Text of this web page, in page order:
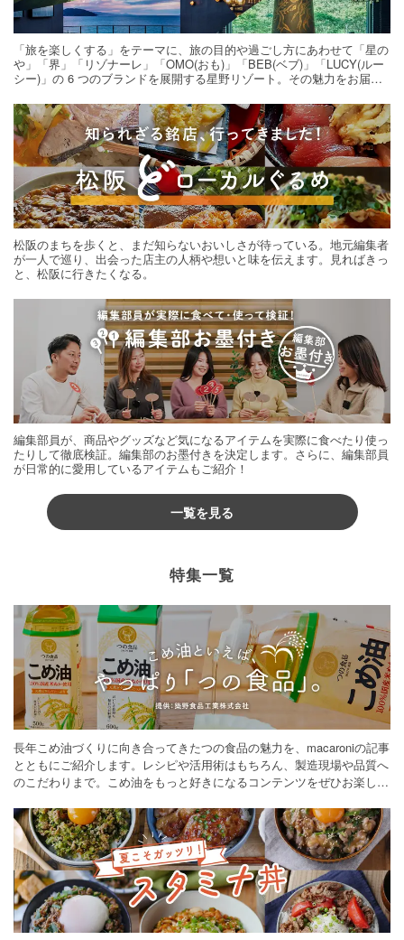
「旅を楽しくする」をテーマに、旅の目的や過ごし方にあわせて「星の
や」「界」「リゾナーレ」「OMO(おも)」「BEB(ベブ)」「LUCY(ルー
シー)」の 6 つのブランドを展開する星野リゾート。その魅力をお届け
松阪のまちを歩くと、まだ知らないおいしさが待っている。地元編集者
が一人で巡り、出会った店主の人柄や想いと味を伝えます。見ればきっ
と、松阪に行きたくなる。
編集部員が、商品やグッズなど気になるアイテムを実際に食べたり使っ
たりして徹底検証。編集部のお墨付きを決定します。さらに、編集部員
が日常的に愛用しているアイテムもご紹介！
一覧を見る
特集一覧
長年こめ油づくりに向き合ってきたつの食品の魅力を、macaroniの記事
とともにご紹介します。レシピや活用術はもちろん、製造現場や品質へ
のこだわりまで。こめ油をもっと好きになるコンテンツをぜひお楽しみ